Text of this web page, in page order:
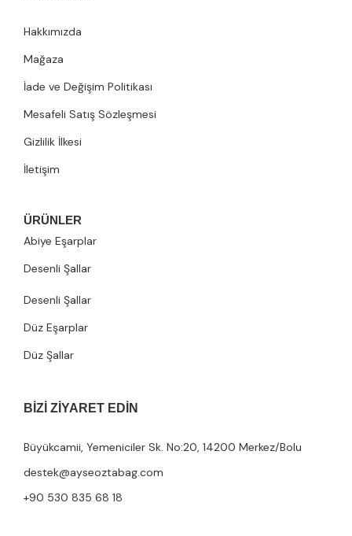
Hakkımızda
Mağaza
İade ve Değişim Politikası
Mesafeli Satış Sözleşmesi
Gizlilik İlkesi
İletişim
ÜRÜNLER
Abiye Eşarplar
Desenli Şallar
Desenli Şallar
Düz Eşarplar
Düz Şallar
BIZI ZIYARET EDIN
Büyükcamii, Yemeniciler Sk. No:20, 14200 Merkez/Bolu
destek@ayseoztabag.com
+90 530 835 68 18